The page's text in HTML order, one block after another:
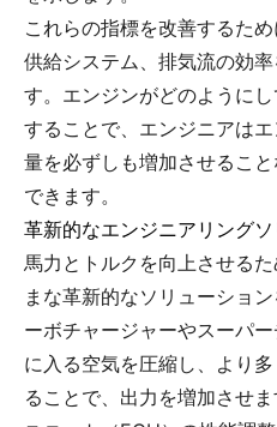
これらの指標を改善するた
供給システム、排気流の効
す。エンジンがどのように
することで、エンジニアは
量を必ずしも増加させるこ
できます。
革新的なエンジニアリング
馬力とトルクを向上させる
まな革新的なソリューショ
ーボチャージャーやスーパ
に入る空気を圧縮し、より
ることで、出力を増加させ